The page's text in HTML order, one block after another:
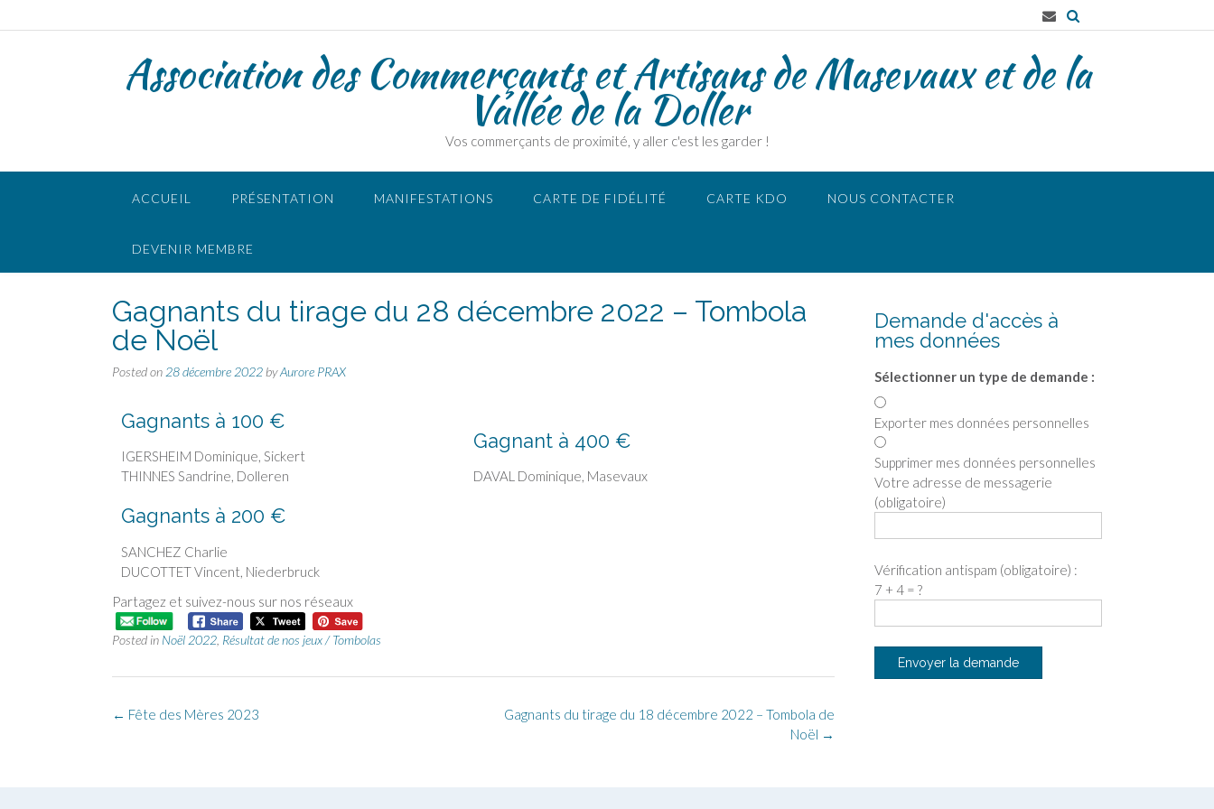
Association des Commerçants et Artisans de Masevaux et de la
Vallée de la Doller
Vos commerçants de proximité, y aller c'est les garder !
ACCUEIL PRÉSENTATION MANIFESTATIONS CARTE DE FIDÉLITÉ CARTE KDO NOUS CONTACTER
DEVENIR MEMBRE
Gagnants du tirage du 28 décembre 2022 – Tombola
de Noël
Posted on 28 décembre 2022 byAurore PRAX
Gagnants à 100 €
IGERSHEIM Dominique, Sickert
THINNES Sandrine, Dolleren
Gagnants à 200 €
SANCHEZ Charlie
DUCOTTET Vincent, Niederbruck
Gagnant à 400 €
DAVAL Dominique, Masevaux
Partagez et suivez-nous sur nos réseaux
Posted in Noël 2022 Résultat de nos jeux / Tombolas
Gagnants du tirage du 18 décembre 2022 – Tombola de
Noël →
← Fête des Mères 2023
Demande d'accès à
mes données
Sélectionner un type de demande :
Exporter mes données personnelles
Supprimer mes données personnelles
Votre adresse de messagerie
(obligatoire)
Vérification antispam (obligatoire) :
7 + 4 = ?